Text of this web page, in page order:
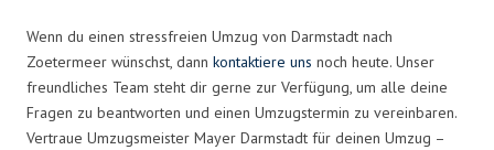
Wenn du einen stressfreien Umzug von Darmstadt nach
Zoetermeer wünschst, dann kontaktiere uns noch heute. Unser
freundliches Team steht dir gerne zur Verfügung, um alle deine
Fragen zu beantworten und einen Umzugstermin zu vereinbaren.
Vertraue Umzugsmeister Mayer Darmstadt für deinen Umzug –